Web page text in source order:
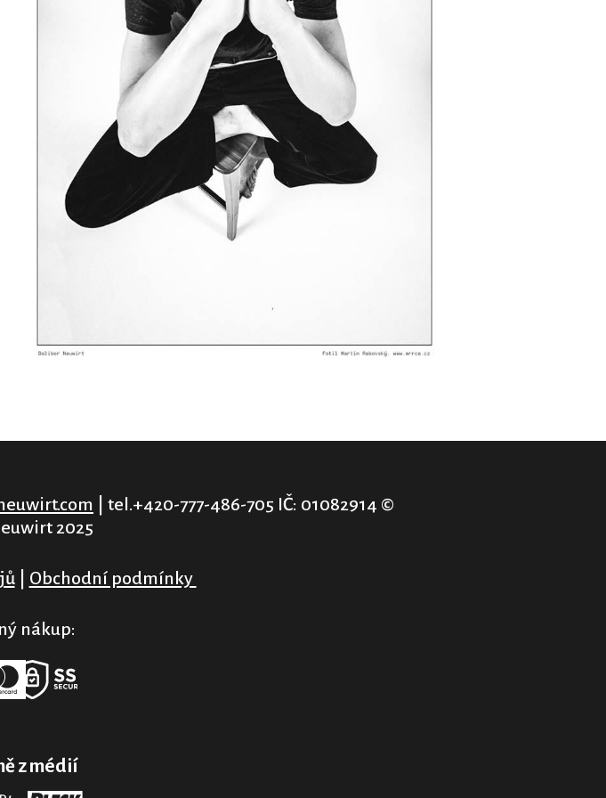
| tel.+420-777-486-705 IČ: 01082914 ©
2025
| Obchodní podmínky
nákup:
z médií